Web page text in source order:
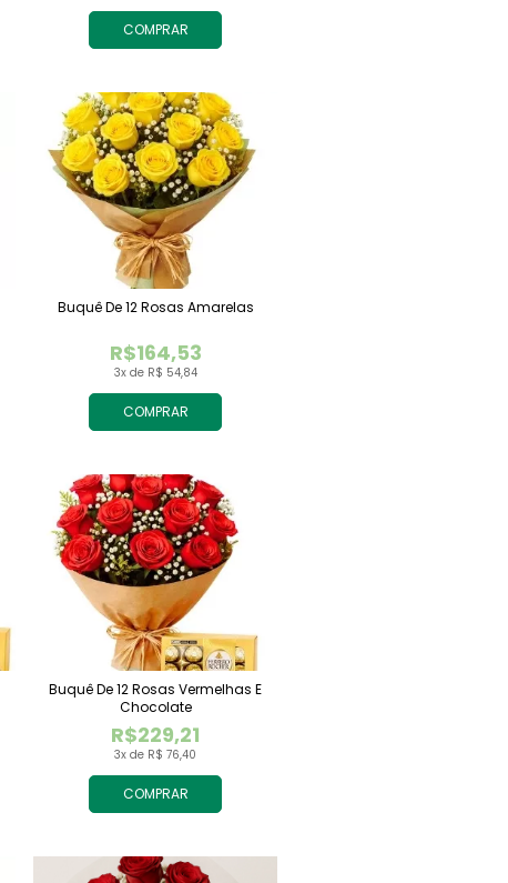
COMPRAR
COMPRAR
3x de R$ 54,84
R$164,53
Buquê De 12 Rosas Amarelas
COMPRAR
3x de R$ 76,40
R$229,21
Buquê De 12 Rosas Vermelhas E
Chocolate